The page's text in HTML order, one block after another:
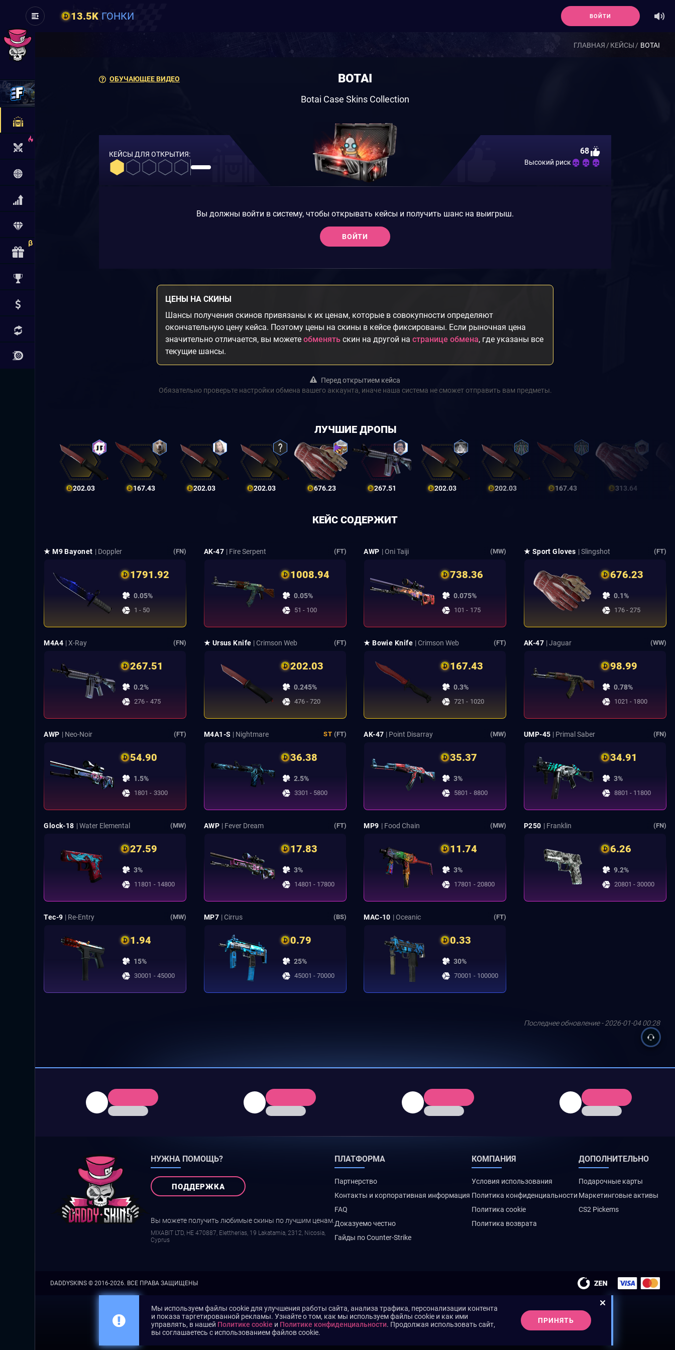
13.5K ГОНКИ ВОЙТИ
ГЛАВНАЯ КЕЙСЫ BOTAI
ОБУЧАЮЩЕЕ ВИДЕО BOTAI
Botai Case Skins Collection
КЕЙСЫ ДЛЯ ОТКРЫТИЯ: 68
Высокий риск
Вы должны войти в систему, чтобы открывать кейсы и получить шанс на выигрыш.
ВОЙТИ
ЦЕНЫ НА СКИНЫ
Шансы получения скинов привязаны к их ценам, которые в совокупности определяют
окончательную цену кейса. Поэтому цены на скины в кейсе фиксированы. Если рыночная цена
значительно отличается, вы можете обменять скин на другой на странице обмена, где указаны все
текущие шансы.
Перед открытием кейса
Обязательно проверьте настройки обмена вашего аккаунта, иначе наша система не сможет отправить вам предметы.
ЛУЧШИЕ ДРОПЫ
202.03 167.43 202.03 202.03 676.23 267.51 202.03 202.03 167.43 313.64
КЕЙС СОДЕРЖИТ
★ M9 Bayonet | Doppler (FN)
1791.92
0.05%
1 - 50
AK-47 | Fire Serpent (FT)
1008.94
0.05%
51 - 100
AWP | Oni Taiji (MW)
738.36
0.075%
101 - 175
★ Sport Gloves | Slingshot (FT)
676.23
0.1%
176 - 275
M4A4 | X-Ray (FN)
267.51
0.2%
276 - 475
★ Ursus Knife | Crimson Web (FT)
202.03
0.245%
476 - 720
★ Bowie Knife | Crimson Web (FT)
167.43
0.3%
721 - 1020
AK-47 | Jaguar (WW)
98.99
0.78%
1021 - 1800
AWP | Neo-Noir (FT)
54.90
1.5%
1801 - 3300
M4A1-S | Nightmare ST (FT)
36.38
2.5%
3301 - 5800
AK-47 | Point Disarray (MW)
35.37
3%
5801 - 8800
UMP-45 | Primal Saber (FN)
34.91
3%
8801 - 11800
Glock-18 | Water Elemental (MW)
27.59
3%
11801 - 14800
AWP | Fever Dream (FT)
17.83
3%
14801 - 17800
MP9 | Food Chain (MW)
11.74
3%
17801 - 20800
P250 | Franklin (FN)
6.26
9.2%
20801 - 30000
Tec-9 | Re-Entry (MW)
1.94
15%
30001 - 45000
MP7 | Cirrus (BS)
0.79
25%
45001 - 70000
MAC-10 | Oceanic (FT)
0.33
30%
70001 - 100000
Последнее обновление - 2026-01-04 00:28
НУЖНА ПОМОЩЬ?
ПОДДЕРЖКА
Вы можете получить любимые скины по лучшим ценам.
MIXABIT LTD, ΗΕ 470887, Elettherias, 19 Lakatamia, 2312, Nicosia,
Cyprus
ПЛАТФОРМА
Партнерство
Контакты и корпоративная информация
FAQ
Доказуемо честно
Гайды по Counter-Strike
КОМПАНИЯ
Условия использования
Политика конфиденциальности
Политика cookie
Политика возврата
ДОПОЛНИТЕЛЬНО
Подарочные карты
Маркетинговые активы
CS2 Pickems
DADDYSKINS © 2016-2026. ВСЕ ПРАВА ЗАЩИЩЕНЫ
Мы используем файлы cookie для улучшения работы сайта, анализа трафика, персонализации контента
и показа таргетированной рекламы. Узнайте о том, как мы используем файлы cookie и как ими
управлять, в нашей Политике cookie и Политике конфиденциальности. Продолжая использовать сайт,
вы соглашаетесь с использованием файлов cookie.
ПРИНЯТЬ